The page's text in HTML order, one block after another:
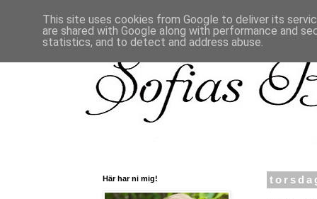
Här har ni mig!
This site uses cookies from Google to deliver its
are shared with Google along with performance and
statistics, and to detect and address abuse.